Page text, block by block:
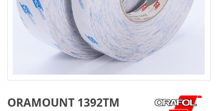
ORAMOUNT 1392TM